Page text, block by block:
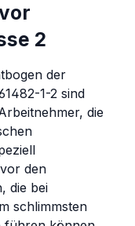
2
der
1-2 sind
die
den
die bei
schlimmsten